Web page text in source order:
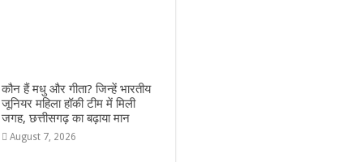
कौन हैं मधु और गीता? जिन्हें भारतीय
जूनियर महिला हॉकी टीम में मिली
जगह, छत्तीसगढ़ का बढ़ाया मान
August 7, 2026